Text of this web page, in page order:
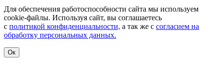
Для обеспечения работоспособности сайта мы используем
cookie-файлы. Используя сайт, вы соглашаетесь
с политикой конфиденциальности, а так же с согласием на
обработку персональных данных.
Ок